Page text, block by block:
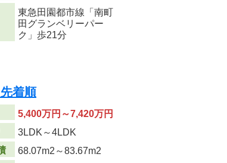
東急田園都市線「南町
田グランベリーパー
ク」歩21分
着順
5,400万円～7,420万円
3LDK～4LDK
68.07m2 ～83.67m2